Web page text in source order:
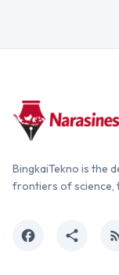
BingkaiTekno is the
frontiers of science,
facebook share